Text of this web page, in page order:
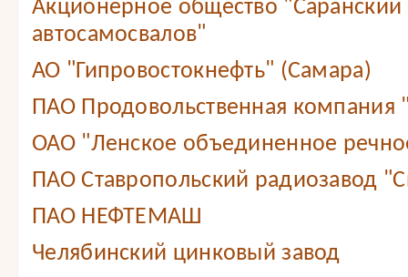
Акционерное общество "Саранский
автосамосвалов"
АО "Гипровостокнефть" (Самара)
ПАО Продовольственная
ОАО "Ленское объединенное
ПАО Ставропольский радиозавод
ПАО НЕФТЕМАШ
Челябинский цинковый завод